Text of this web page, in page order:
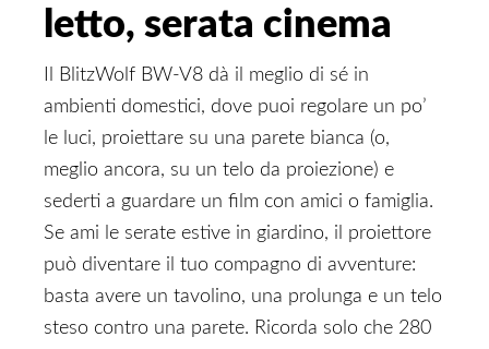
letto, serata cinema
Il BlitzWolf BW-V8 dà il meglio di sé in
ambienti domestici, dove puoi regolare un po’
le luci, proiettare su una parete bianca (o,
meglio ancora, su un telo da proiezione) e
sederti a guardare un film con amici o famiglia.
Se ami le serate estive in giardino, il proiettore
può diventare il tuo compagno di avventure:
basta avere un tavolino, una prolunga e un telo
steso contro una parete. Ricorda solo che 280